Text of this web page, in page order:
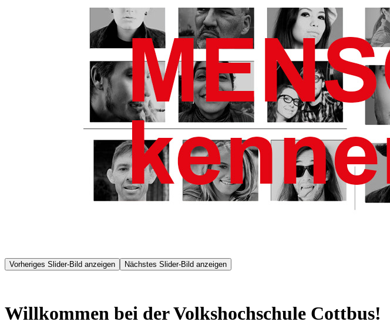
Vorheriges Slider-Bild anzeigen Nächstes Slider-Bild anzeigen
Willkommen bei der Volkshochschule Cottbus!